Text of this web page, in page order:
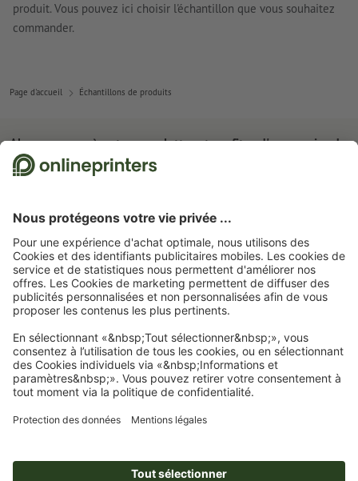
produit. Vous pouvez ici choisir l'échantillon que vous souhaitez
commander.
Page d'accueil Échantillons de produits
À propos de nous
L'entreprise
Presse
Emplois & carrière
Protection de l'environnement
Contact
Service
Modes de paiement
Expédition
Réclamation
Programme Premium
FAQ
Modes de paiement
Virement
Abonnez-vous à notre newsletter et profitez d'une remise de
15 %
Luxembourg FRA | DEU